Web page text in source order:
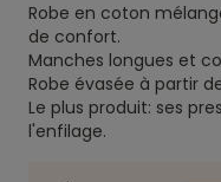
Robe en coton
de confort.
Manches longues et
Robe évasée à partir
Le plus produit: ses
l'enfilage.